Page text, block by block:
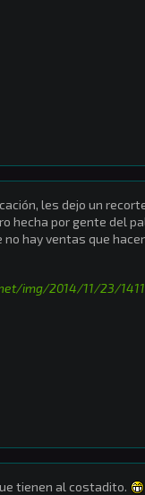
les dejo un
hecha por gente del
hay ventas que
img/2014/11/23/
tienen al costadito.